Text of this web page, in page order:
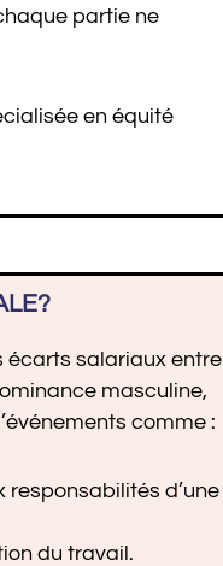
partie ne
en équité
écarts salariaux entre
masculine,
comme :
d’une
du travail.